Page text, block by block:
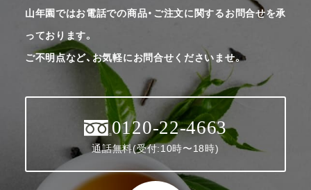
山年園ではお電話での商品・ご注文に関するお問合せを承
っております。
ご不明点など、お気軽にお問合せくださいませ。
0120-22-4663
通話無料(受付:10時〜18時)